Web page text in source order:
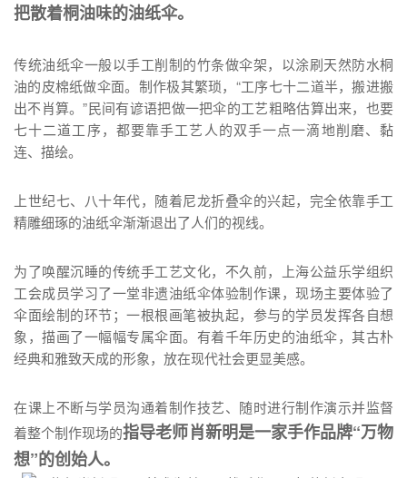
把散着桐油味的油纸伞。
传统油纸伞一般以手工削制的竹条做伞架，以涂刷天然防水桐
油的皮棉纸做伞面。制作极其繁琐，“工序七十二道半，搬进搬
出不肖算。”民间有谚语把做一把伞的工艺粗略估算出来，也要
七十二道工序，都要靠手工艺人的双手一点一滴地削磨、黏
连、描绘。
上世纪七、八十年代，随着尼龙折叠伞的兴起，完全依靠手工
精雕细琢的油纸伞渐渐退出了人们的视线。
为了唤醒沉睡的传统手工艺文化，不久前，上海公益乐学组织
工会成员学习了一堂非遗油纸伞体验制作课，现场主要体验了
伞面绘制的环节；一根根画笔被执起，参与的学员发挥各自想
象，描画了一幅幅专属伞面。有着千年历史的油纸伞，其古朴
经典和雅致天成的形象，放在现代社会更显美感。
在课上不断与学员沟通着制作技艺、随时进行制作演示并监督
着整个制作现场的指导老师肖新明是一家手作品牌“万物
想”的创始人。